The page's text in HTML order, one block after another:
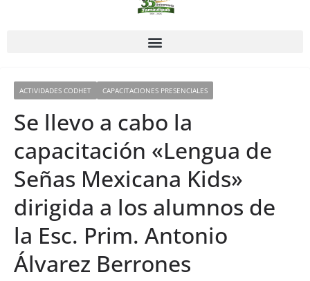
ACTIVIDADES CODHET CAPACITACIONES PRESENCIALES
Se llevo a cabo la
capacitación «Lengua de
Señas Mexicana Kids»
dirigida a los alumnos de
la Esc. Prim. Antonio
Álvarez Berrones